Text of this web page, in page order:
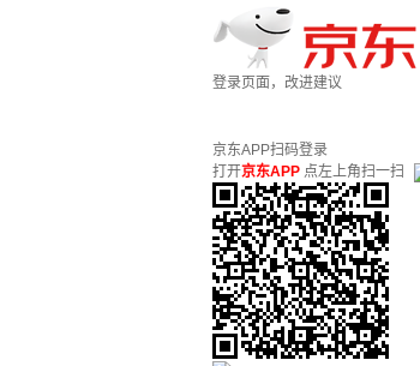
登录页面，改进建议
京东APP扫码登录
打开京东APP 点左上角扫一扫